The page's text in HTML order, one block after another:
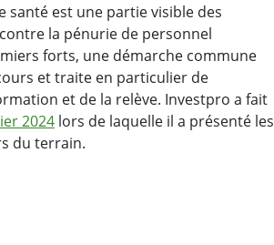
est une partie visible des
la pénurie de personnel
forts, une démarche commune
et traite en particulier de
et de la relève. Investpro a fait
2024 lors de laquelle il a présenté les
du terrain.